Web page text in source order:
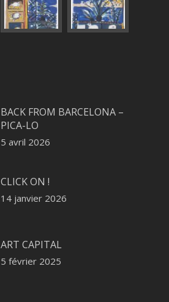
BACK FROM BARCELONA –
PICA-LO
5 avril 2026
CLICK ON !
14 janvier 2026
ART CAPITAL
5 février 2025